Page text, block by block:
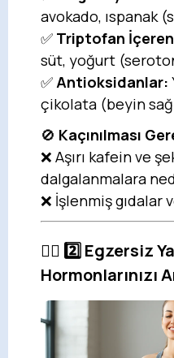
avokado, ıspanak
✅ Triptofan İçeren
süt, yoğurt
✅Antioksidanlar:
çikolata (beyin
🚫 Kaçınılması
❌ Aşırı kafein ve
dalgalanmalara
❌ İşlenmiş gıdalar
🧘‍♀️ 2️⃣ Egzersiz
Hormonlarınızı